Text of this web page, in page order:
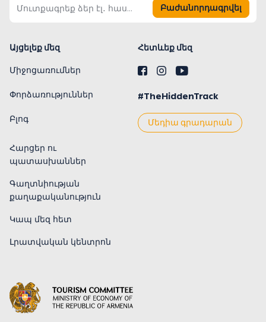
Բաժանորդագրվել
Այցելեք մեզ Հետևեք մեզ
Միջոցառումներ
Փորձառություններ #TheHiddenTrack
Բլոգ Մեդիա գրադարան
Հարցեր ու
պատասխաններ
Գաղտնիության
քաղաքականություն
Կապ մեզ հետ
Լրատվական կենտրոն